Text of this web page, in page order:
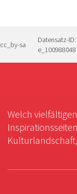
cc_by-sa
Datensatz-ID:
e_100988048
Welch